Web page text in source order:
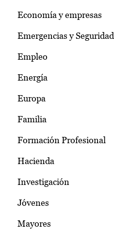
Economía y empresas
Emergencias y Seguridad
Empleo
Energía
Europa
Familia
Formación Profesional
Hacienda
Investigación
Jóvenes
Mayores